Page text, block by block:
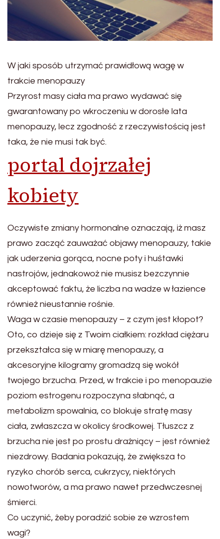
W jaki sposób utrzymać prawidłową wagę w
trakcie menopauzy
Przyrost masy ciała ma prawo wydawać się
gwarantowany po wkroczeniu w dorosłe lata
menopauzy, lecz zgodność z rzeczywistością jest
taka, że nie musi tak być.
portal dojrzałej
kobiety
Oczywiste zmiany hormonalne oznaczają, iż masz
prawo zacząć zauważać objawy menopauzy, takie
jak uderzenia gorąca, nocne poty i huśtawki
nastrojów, jednakowoż nie musisz bezczynnie
akceptować faktu, że liczba na wadze w łazience
również nieustannie rośnie.
Waga w czasie menopauzy – z czym jest kłopot?
Oto, co dzieje się z Twoim ciałkiem: rozkład ciężaru
przekształca się w miarę menopauzy, a
akcesoryjne kilogramy gromadzą się wokół
twojego brzucha. Przed, w trakcie i po menopauzie
poziom estrogenu rozpoczyna słabnąć, a
metabolizm spowalnia, co blokuje stratę masy
ciała, zwłaszcza w okolicy środkowej. Tłuszcz z
brzucha nie jest po prostu drażniący – jest również
niezdrowy. Badania pokazują, że zwiększa to
ryzyko chorób serca, cukrzycy, niektórych
nowotworów, a ma prawo nawet przedwczesnej
śmierci.
Co uczynić, żeby poradzić sobie ze wzrostem
wagi?